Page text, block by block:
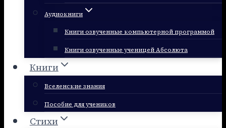
Аудиокниги
Книги озвученные компьютерной программой
Книги озвученные ученицей Абсолюта
Книги
Вселенские знания
Пособие для учеников
Стихи